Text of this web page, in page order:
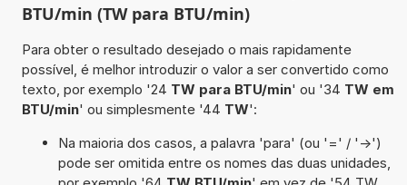
BTU/min (TW para BTU/min)
Para obter o resultado desejado o mais rapidamente
possível, é melhor introduzir o valor a ser convertido como
texto, por exemplo '24 TW para BTU/min' ou '34 TW em
BTU/min' ou simplesmente '44 TW':
Na maioria dos casos, a palavra 'para' (ou '=' / '->')
pode ser omitida entre os nomes das duas unidades,